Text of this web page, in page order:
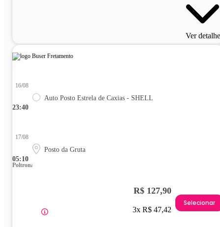
Ver
23:40
16/08
Auto Posto Estrela de Caxias - SHELL
05:10
17/08
Posto da Gruta
Poltrona
R$ 127,90
3x R$ 47,42
Selecionar